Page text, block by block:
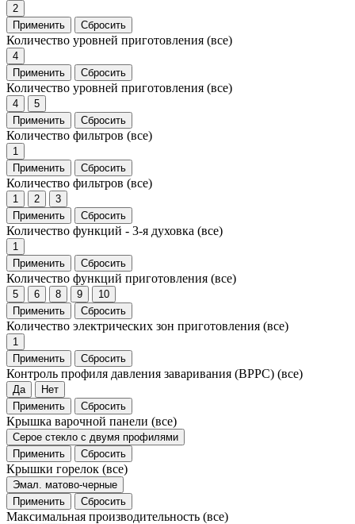
2
Применить
Сбросить
Количество уровней приготовления (все)
4
Применить
Сбросить
Количество уровней приготовления (все)
4
5
Применить
Сбросить
Количество фильтров (все)
1
Применить
Сбросить
Количество фильтров (все)
1 2
3
Применить
Сбросить
Количество функций - 3-я духовка (все)
1
Применить
Сбросить
Количество функций приготовления (все)
5 6 8 9
10
Применить
Сбросить
Количество электрических зон приготовления (все)
1
Применить
Сбросить
Контроль профиля давления заваривания (BPPC) (все)
Да
Нет
Применить
Сбросить
Крышка варочной панели (все)
Серое стекло с двумя профилями
Применить
Сбросить
Крышки горелок (все)
Эмал. матово-черные
Применить
Сбросить
Максимальная производительность (все)